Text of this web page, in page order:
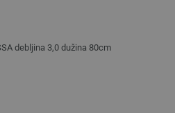
debljina 3,0 dužina 80cm